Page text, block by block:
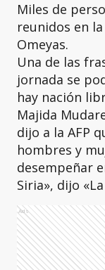
Miles de
reunidos en
Omeyas.
Una de las
jornada se
hay nación
Majida
dijo a la AFP
hombres y
desempeñar
Siria», dijo
Ads